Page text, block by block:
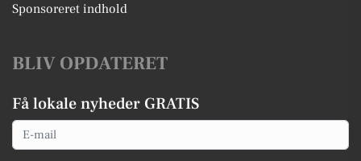
Sponsoreret indhold
BLIV OPDATERET
Få lokale nyheder GRATIS
Email